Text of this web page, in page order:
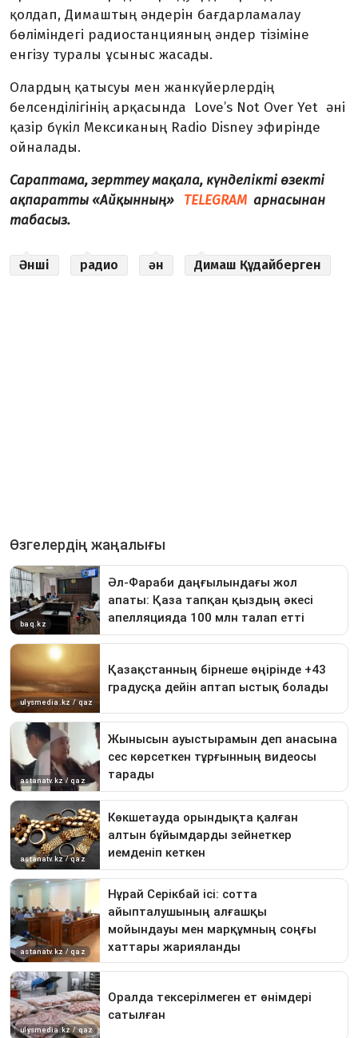
қолдап, Димаштың әндерін бағдарламалау
бөліміндегі радиостанцияның әндер тізіміне
енгізу туралы ұсыныс жасады.
Олардың қатысуы мен жанкүйерлердің
белсенділігінің арқасында Love’s Not Over Yet әні
қазір бүкіл Мексиканың Radio Disney эфирінде
ойналады.
Сараптама, зерттеу мақала, күнделікті өзекті
ақпаратты «Айқынның»
TELEGRAM арнасынан
табасыз.
Әнші радио ән Димаш Құдайберген